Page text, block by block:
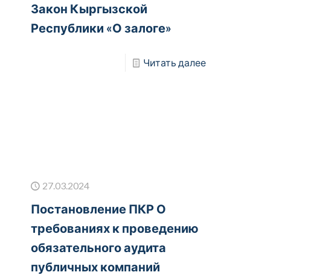
Закон Кыргызской
Республики «О залоге»
Читать далее
27.03.2024
Постановление ПКР О
требованиях к проведению
обязательного аудита
публичных компаний